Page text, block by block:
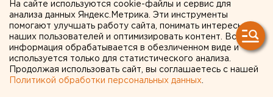
На сайте используются cookie-файлы и сервис для
анализа данных Яндекс.Метрика. Эти инструменты
помогают улучшать работу сайта, понимать интересы
наших пользователей и оптимизировать контент. Вся
информация обрабатывается в обезличенном виде и
используется только для статистического анализа.
Продолжая использовать сайт, вы соглашаетесь с нашей
Политикой обработки персональных данных